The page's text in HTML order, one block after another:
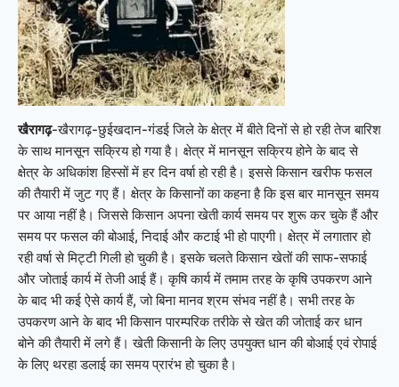
खैरागढ़-खैरागढ़-छुईखदान-गंडई जिले के क्षेत्र में बीते दिनों से हो रही तेज बारिश
के साथ मानसून सक्रिय हो गया है। क्षेत्र में मानसून सक्रिय होने के बाद से
क्षेत्र के अधिकांश हिस्सों में हर दिन वर्षा हो रही है। इससे किसान खरीफ फसल
की तैयारी में जुट गए हैं। क्षेत्र के किसानों का कहना है कि इस बार मानसून समय
पर आया नहीं है। जिससे किसान अपना खेती कार्य समय पर शुरू कर चुके हैं और
समय पर फसल की बोआई, निदाई और कटाई भी हो पाएगी। क्षेत्र में लगातार हो
रही वर्षा से मिट्टी गिली हो चुकी है। इसके चलते किसान खेतों की साफ-सफाई
और जोताई कार्य में तेजी आई हैं। कृषि कार्य में तमाम तरह के कृषि उपकरण आने
के बाद भी कई ऐसे कार्य हैं, जो बिना मानव श्रम संभव नहीं है। सभी तरह के
उपकरण आने के बाद भी किसान पारम्परिक तरीके से खेत की जोताई कर धान
बोने की तैयारी में लगे हैं। खेती किसानी के लिए उपयुक्त धान की बोआई एवं रोपाई
के लिए थरहा डलाई का समय प्रारंभ हो चुका है।